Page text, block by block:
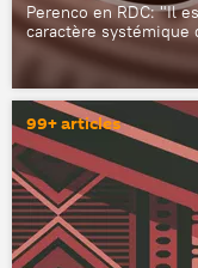
Perenco en RDC: "Il
caractère systémique
99+ articles